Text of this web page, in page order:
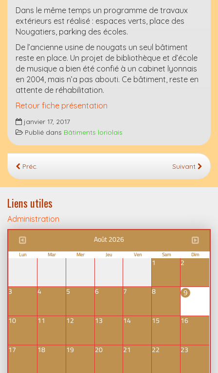
Dans le même temps un programme de travaux
extérieurs est réalisé : espaces verts, place des
Nougatiers, parking des écoles.
De l’ancienne usine de nougats un seul bâtiment
reste en place. Un projet de bibliothèque et d’école
de musique a bien été confié à un cabinet lyonnais
en 2004, mais n’a pas abouti. Ce bâtiment, reste en
attente de réhabilitation.
Retour fiche présentation
janvier 17, 2017
Publié dans Bâtiments loriolais
Préc. Suivant
Liens utiles
Administration
Août 2026
Lun Mar Mer Jeu Ven Sam Dim
1 2
3 4 5 6 7 8 9
10 11 12 13 14 15 16
17 18 19 20 21 22 23